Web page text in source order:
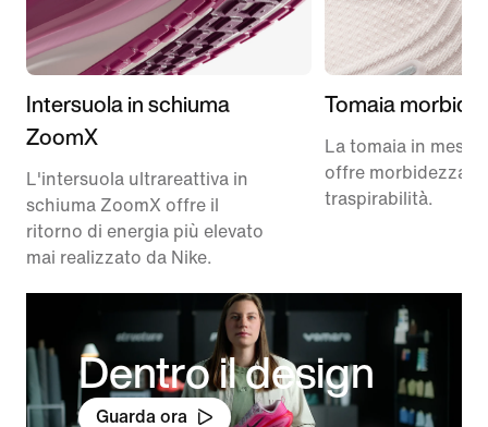
Intersuola in schiuma
ZoomX
L'intersuola ultrareattiva in
schiuma ZoomX offre il
ritorno di energia più elevato
mai realizzato da Nike.
Tomaia morbida
La tomaia in mesh
offre morbidezza e
traspirabilità.
Dentro il design
Guarda ora